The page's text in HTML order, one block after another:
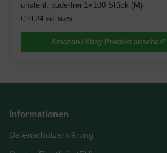
unsteril, puderfrei 1×100 Stück (M)
€10,24 inkl. MwSt.
Amazon / Ebay Produkt ansehen*
Informationen
Datenschutzerklärung